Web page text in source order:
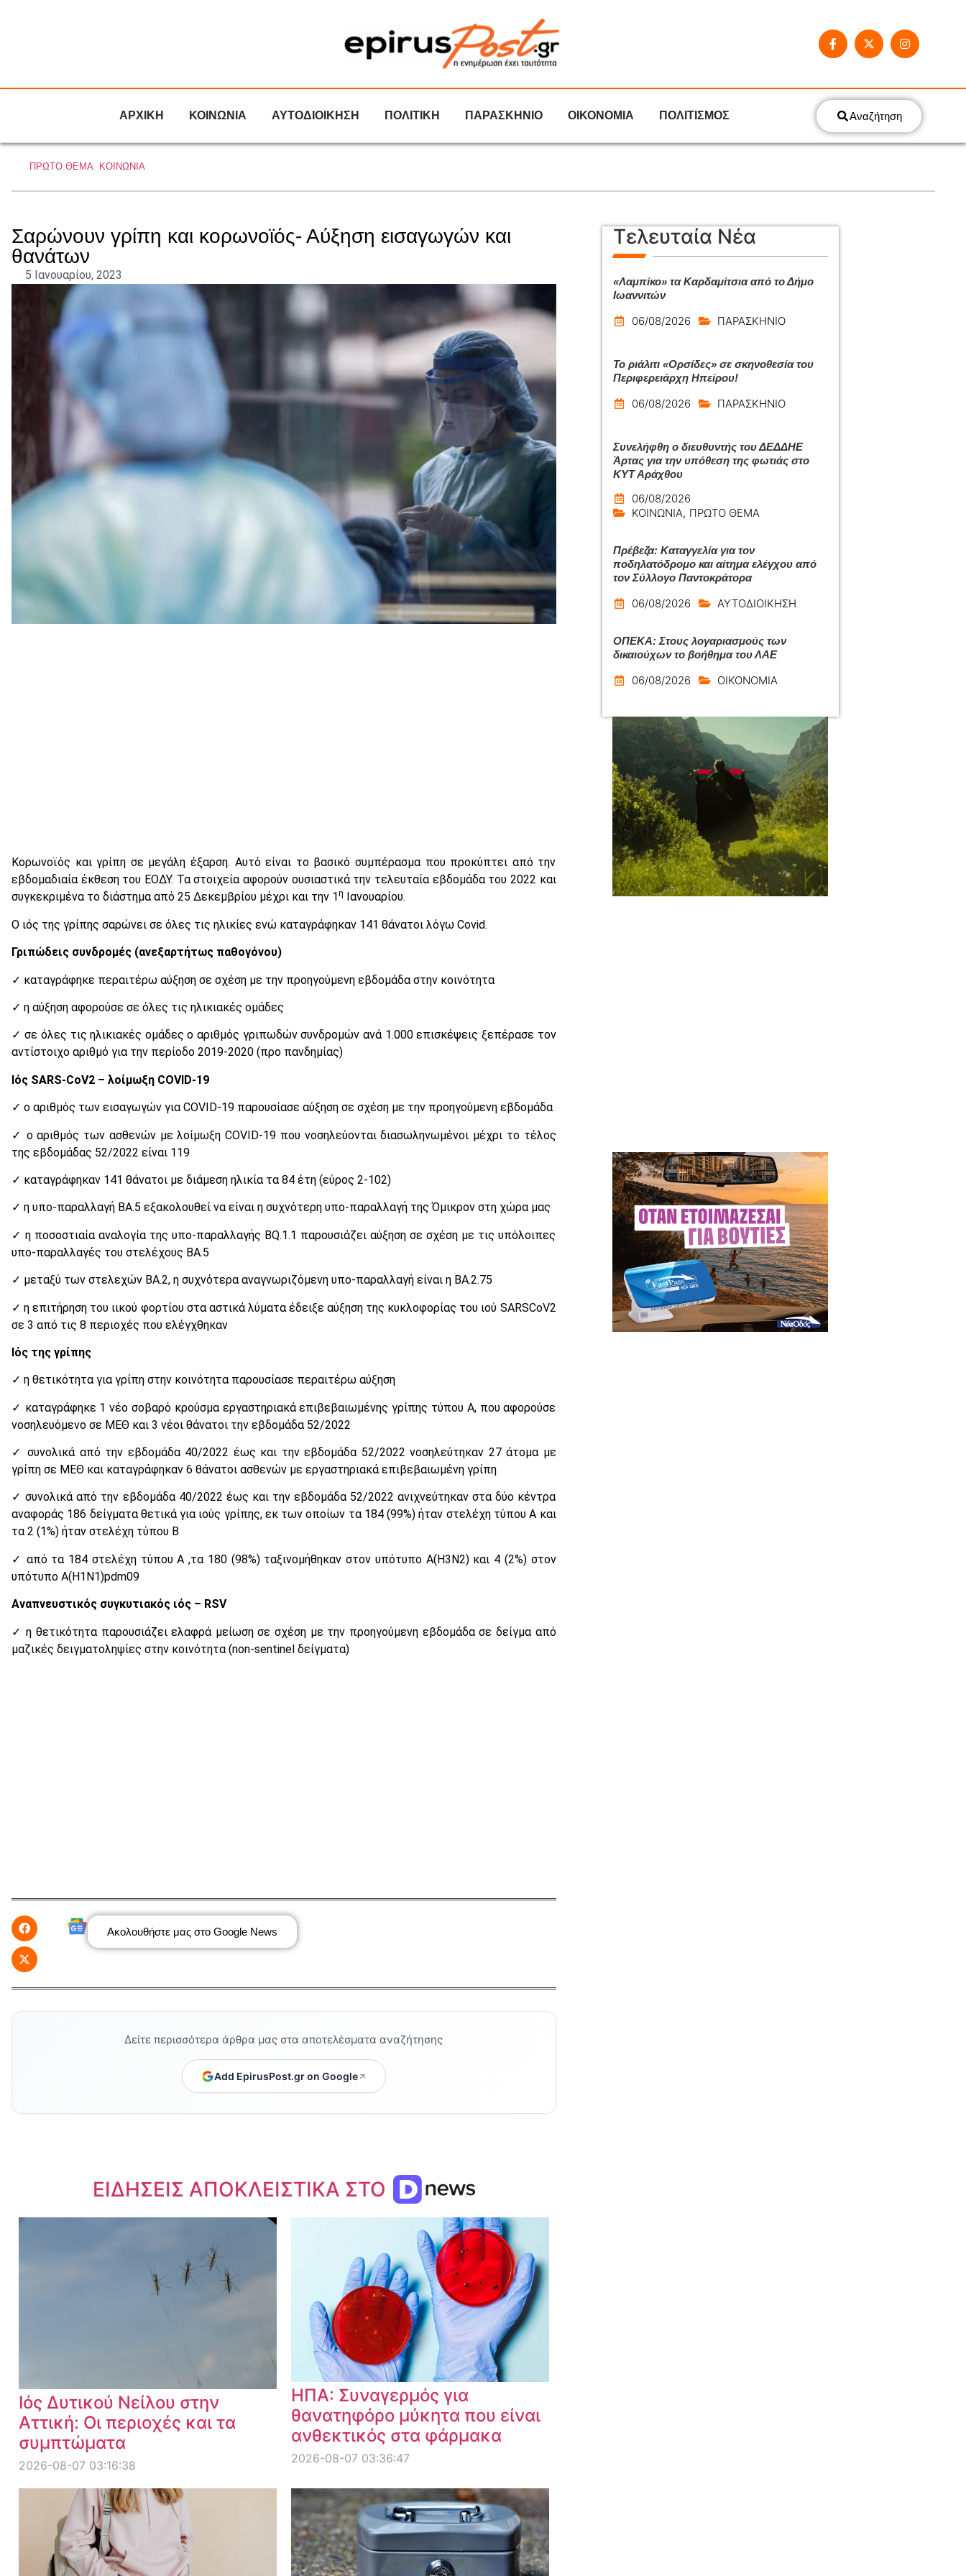
ΑΡΧΙΚΗ ΚΟΙΝΩΝΙΑ ΑΥΤΟΔΙΟΙΚΗΣΗ ΠΟΛΙΤΙΚΗ ΠΑΡΑΣΚΗΝΙΟ ΟΙΚΟΝΟΜΙΑ ΠΟΛΙΤΙΣΜΟΣ Αναζήτηση
ΠΡΩΤΟ ΘΕΜΑ, ΚΟΙΝΩΝΙΑ
Σαρώνουν γρίπη και κορωνοϊός- Αύξηση εισαγωγών και
θανάτων
5 Ιανουαρίου, 2023
Κορωνοϊός και γρίπη σε μεγάλη έξαρση. Αυτό είναι το βασικό συμπέρασμα που προκύπτει από την
εβδομαδιαία έκθεση του ΕΟΔΥ. Τα στοιχεία αφορούν ουσιαστικά την τελευταία εβδομάδα του 2022 και
συγκεκριμένα το διάστημα από 25 Δεκεμβρίου μέχρι και την 1 η Ιανουαρίου.
Ο ιός της γρίπης σαρώνει σε όλες τις ηλικίες ενώ καταγράφηκαν 141 θάνατοι λόγω Covid.
Γριπώδεις συνδρομές (ανεξαρτήτως παθογόνου)
✓ καταγράφηκε περαιτέρω αύξηση σε σχέση με την προηγούμενη εβδομάδα στην κοινότητα
✓ η αύξηση αφορούσε σε όλες τις ηλικιακές ομάδες
✓ σε όλες τις ηλικιακές ομάδες ο αριθμός γριπωδών συνδρομών ανά 1.000 επισκέψεις ξεπέρασε τον
αντίστοιχο αριθμό για την περίοδο 2019-2020 (προ πανδημίας)
Ιός SARS-CoV2 – λοίμωξη COVID-19
✓ ο αριθμός των εισαγωγών για COVID-19 παρουσίασε αύξηση σε σχέση με την προηγούμενη εβδομάδα
✓ ο αριθμός των ασθενών με λοίμωξη COVID-19 που νοσηλεύονται διασωληνωμένοι μέχρι το τέλος
της εβδομάδας 52/2022 είναι 119
✓ καταγράφηκαν 141 θάνατοι με διάμεση ηλικία τα 84 έτη (εύρος 2-102)
✓ η υπο-παραλλαγή ΒΑ.5 εξακολουθεί να είναι η συχνότερη υπο-παραλλαγή της Όμικρον στη χώρα μας
✓ η ποσοστιαία αναλογία της υπο-παραλλαγής BQ.1.1 παρουσιάζει αύξηση σε σχέση με τις υπόλοιπες
υπο-παραλλαγές του στελέχους ΒΑ.5
✓ μεταξύ των στελεχών BA.2, η συχνότερα αναγνωριζόμενη υπο-παραλλαγή είναι η BA.2.75
✓ η επιτήρηση του ιικού φορτίου στα αστικά λύματα έδειξε αύξηση της κυκλοφορίας του ιού SARSCoV2
σε 3 από τις 8 περιοχές που ελέγχθηκαν
Ιός της γρίπης
✓ η θετικότητα για γρίπη στην κοινότητα παρουσίασε περαιτέρω αύξηση
✓ καταγράφηκε 1 νέο σοβαρό κρούσμα εργαστηριακά επιβεβαιωμένης γρίπης τύπου Α, που αφορούσε
νοσηλευόμενο σε ΜΕΘ και 3 νέοι θάνατοι την εβδομάδα 52/2022
✓ συνολικά από την εβδομάδα 40/2022 έως και την εβδομάδα 52/2022 νοσηλεύτηκαν 27 άτομα με
γρίπη σε ΜΕΘ και καταγράφηκαν 6 θάνατοι ασθενών με εργαστηριακά επιβεβαιωμένη γρίπη
✓ συνολικά από την εβδομάδα 40/2022 έως και την εβδομάδα 52/2022 ανιχνεύτηκαν στα δύο κέντρα
αναφοράς 186 δείγματα θετικά για ιούς γρίπης, εκ των οποίων τα 184 (99%) ήταν στελέχη τύπου Α και
τα 2 (1%) ήταν στελέχη τύπου Β
✓ από τα 184 στελέχη τύπου Α ,τα 180 (98%) ταξινομήθηκαν στον υπότυπο Α(Η3Ν2) και 4 (2%) στον
υπότυπο Α(Η1Ν1)pdm09
Αναπνευστικός συγκυτιακός ιός – RSV
✓ η θετικότητα παρουσιάζει ελαφρά μείωση σε σχέση με την προηγούμενη εβδομάδα σε δείγμα από
μαζικές δειγματοληψίες στην κοινότητα (non-sentinel δείγματα)
Ακολουθήστε μας στο Google News
Δείτε περισσότερα άρθρα μας στα αποτελέσματα αναζήτησης
Add EpirusPost.gr on Google
ΕΙΔΗΣΕΙΣ ΑΠΟΚΛΕΙΣΤΙΚΑ ΣΤΟ
Dnews.gr
Ιός Δυτικού Νείλου στην
Αττική: Οι περιοχές και τα
συμπτώματα
2026-08-07 03:16:38
ΗΠΑ: Συναγερμός για
θανατηφόρο μύκητα που είναι
ανθεκτικός στα φάρμακα
2026-08-07 03:36:47
Τελευταία Νέα
«Λαμπίκο» τα Καρδαμίτσια από το Δήμο
Ιωαννιτών
06/08/2026 ΠΑΡΑΣΚΗΝΙΟ
Το ριάλιτι «Ορσίδες» σε σκηνοθεσία του
Περιφερειάρχη Ηπείρου!
06/08/2026 ΠΑΡΑΣΚΗΝΙΟ
Συνελήφθη ο διευθυντής του ΔΕΔΔΗΕ
Άρτας για την υπόθεση της φωτιάς στο
ΚΥΤ Αράχθου
06/08/2026
ΚΟΙΝΩΝΙΑ, ΠΡΩΤΟ ΘΕΜΑ
Πρέβεζα: Καταγγελία για τον
ποδηλατόδρομο και αίτημα ελέγχου από
τον Σύλλογο Παντοκράτορα
06/08/2026 ΑΥΤΟΔΙΟΙΚΗΣΗ
ΟΠΕΚΑ: Στους λογαριασμούς των
δικαιούχων το βοήθημα του ΛΑΕ
06/08/2026 ΟΙΚΟΝΟΜΙΑ